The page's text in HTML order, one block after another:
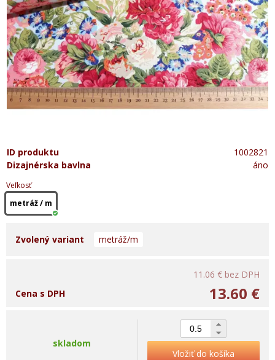
ID produktu
1002821
Dizajnérska bavlna
áno
Veľkosť
metráž / m
Zvolený variant metráž/m
11.06 € bez DPH
13.60 €
Cena s DPH
skladom
Vložiť do košíka